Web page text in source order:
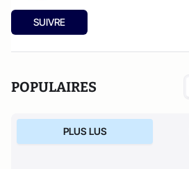
SUIVRE
POPULAIRES
PLUS LUS